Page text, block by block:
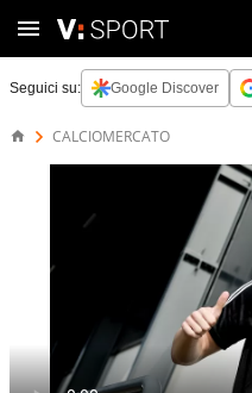
Seguici su: Google Discover
CALCIOMERCATO